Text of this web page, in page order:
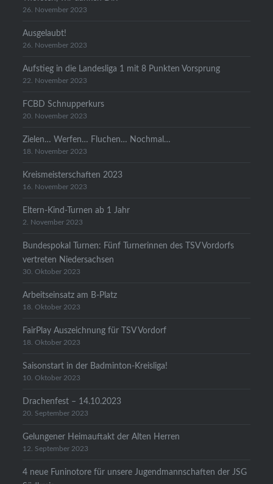
26. November 2023
Ausgelaubt!
26. November 2023
Aufstieg in die Landesliga 1 mit 8 Punkten Vorsprung
22. November 2023
FCBD Schnupperkurs
20. November 2023
Zielen… Werfen… Fluchen… Nochmal…
18. November 2023
Kreismeisterschaften 2023
16. November 2023
Eltern-Kind-Turnen ab 1 Jahr
2. November 2023
Bundespokal Turnen: Fünf Turnerinnen des TSV Vordorfs
vertreten Niedersachsen
30. Oktober 2023
Arbeitseinsatz am B-Platz
18. Oktober 2023
FairPlay Auszeichnung für TSV Vordorf
18. Oktober 2023
Saisonstart in der Badminton-Kreisliga!
10. Oktober 2023
Drachenfest – 14.10.2023
20. September 2023
Gelungener Heimauftakt der Alten Herren
12. September 2023
4 neue Funinotore für unsere Jugendmannschaften der JSG